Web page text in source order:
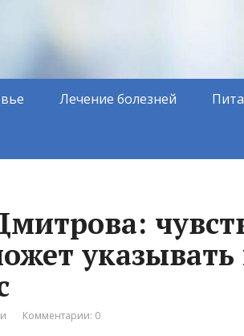
Лечение болезней
Комментарии: 0